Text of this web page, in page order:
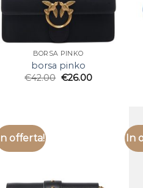
BORSA PINKO
borsa pinko
€42.00 €26.00
offerta! In